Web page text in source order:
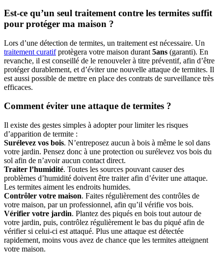
Est-ce qu’un seul traitement contre les termites suffit
pour protéger ma maison ?
Lors d’une détection de termites, un traitement est nécessaire. Un
traitement curatifprotègera votre maison durant 5ans (garanti). En
revanche, il est conseillé de le renouveler à titre préventif, afin d’être
protéger durablement, et d’éviter une nouvelle attaque de termites. Il
est aussi possible de mettre en place des contrats de surveillance très
efficaces.
Comment éviter une attaque de termites ?
Il existe des gestes simples à adopter pour limiter les risques
d’apparition de termite :
Surélevez vos bois. N’entreposez aucun à bois à même le sol dans
votre jardin. Pensez donc à une protection ou surélevez vos bois du
sol afin de n’avoir aucun contact direct.
Traiter l’humidité. Toutes les sources pouvant causer des
problèmes d’humidité doivent être traiter afin d’éviter une attaque.
Les termites aiment les endroits humides.
Contrôler votre maison. Faites régulièrement des contrôles de
votre maison, par un professionnel, afin qu’il vérifie vos bois.
Vérifier votre jardin. Plantez des piqués en bois tout autour de
votre jardin, puis, contrôlez régulièrement le bas du piqué afin de
vérifier si celui-ci est attaqué. Plus une attaque est détectée
rapidement, moins vous avez de chance que les termites atteignent
votre maison.